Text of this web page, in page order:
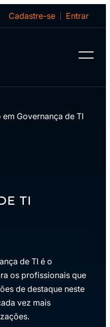
Cadastre-se Entrar
em Governança de TI
TI
de TI é o
os profissionais que
de destaque neste
vez mais